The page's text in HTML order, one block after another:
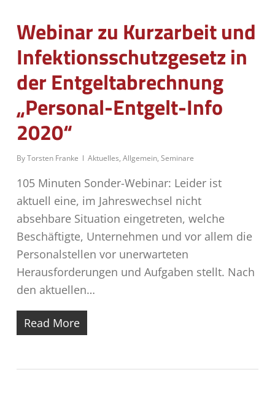
Webinar zu Kurzarbeit und
Infektionsschutzgesetz in
der Entgeltabrechnung
„Personal-Entgelt-Info
2020“
ByTorsten Franke Aktuelles, Allgemein, Seminare
105 Minuten Sonder-Webinar: Leider ist
aktuell eine, im Jahreswechsel nicht
absehbare Situation eingetreten, welche
Beschäftigte, Unternehmen und vor allem die
Personalstellen vor unerwarteten
Herausforderungen und Aufgaben stellt. Nach
den aktuellen…
Read More